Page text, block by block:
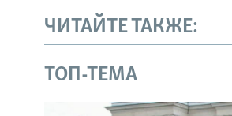
ЧИТАЙТЕ ТАКЖЕ:
ТОП-ТЕМА